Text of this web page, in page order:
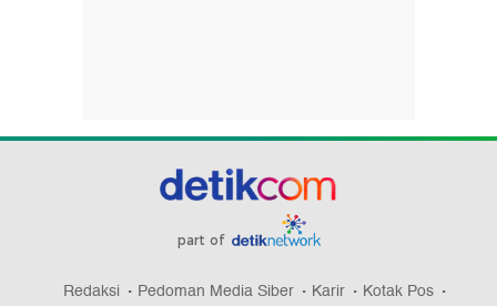
part of
Redaksi Pedoman Media Siber Karir
Kotak Pos